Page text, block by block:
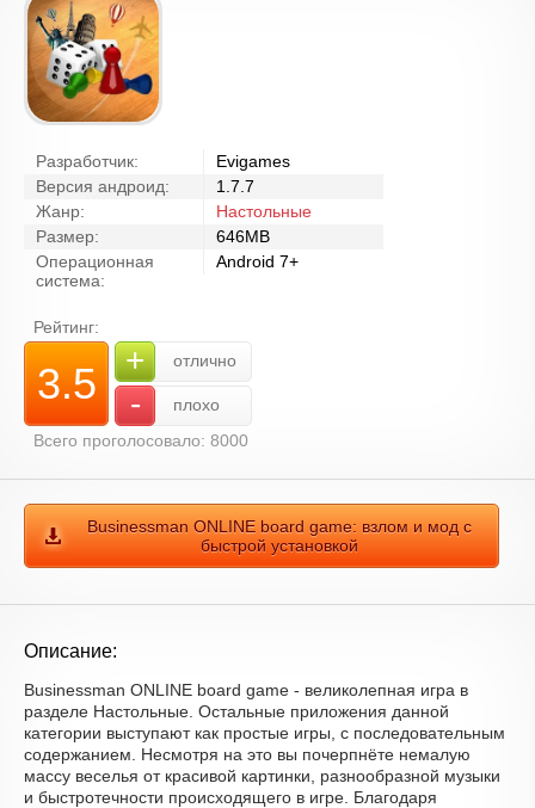
Разработчик:
Evigames
Версия андроид:
1.7.7
Жанр:
Настольные
Размер:
646MB
Операционная
система:
Android 7+
Рейтинг:
3.5 + отлично
-
плохо
Всего проголосовало: 8000
Businessman ONLINE board game: взлом и мод с
быстрой установкой
Описание:
Businessman ONLINE board game - великолепная игра в
разделе Настольные. Остальные приложения данной
категории выступают как простые игры, с последовательным
содержанием. Несмотря на это вы почерпнёте немалую
массу веселья от красивой картинки, разнообразной музыки
и быстротечности происходящего в игре. Благодаря